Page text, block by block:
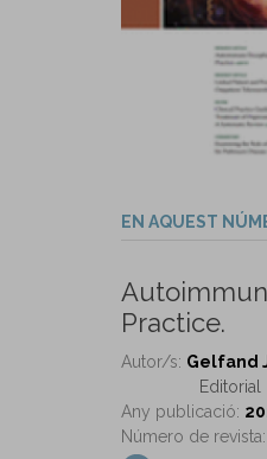
EN AQUEST
Practice.
Autor/s: Gelfand
Editorial
Any publicació:
Número de revista: